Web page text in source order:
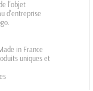
l'objet
d'entreprise
in France
uniques et